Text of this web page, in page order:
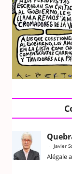
Javier
Alégale